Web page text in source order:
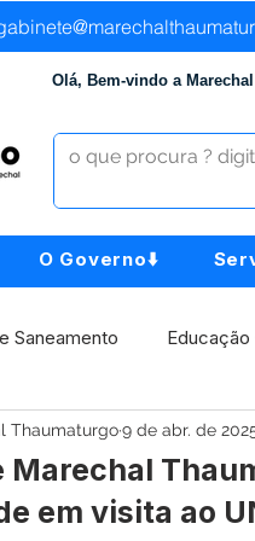
Olá, Bem-vindo a
O Governo⬇️
Saneamento
Assistência Social
Institucional e Governo
Marechal
em visita ao
Thaumaturgo9 de abr. de